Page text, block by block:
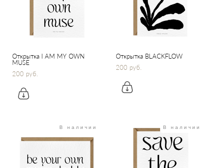
Открытка I AM MY OWN
MUSE
200 pуб.
Открытка BLACKFLOW
200 pуб.
В наличии В наличии